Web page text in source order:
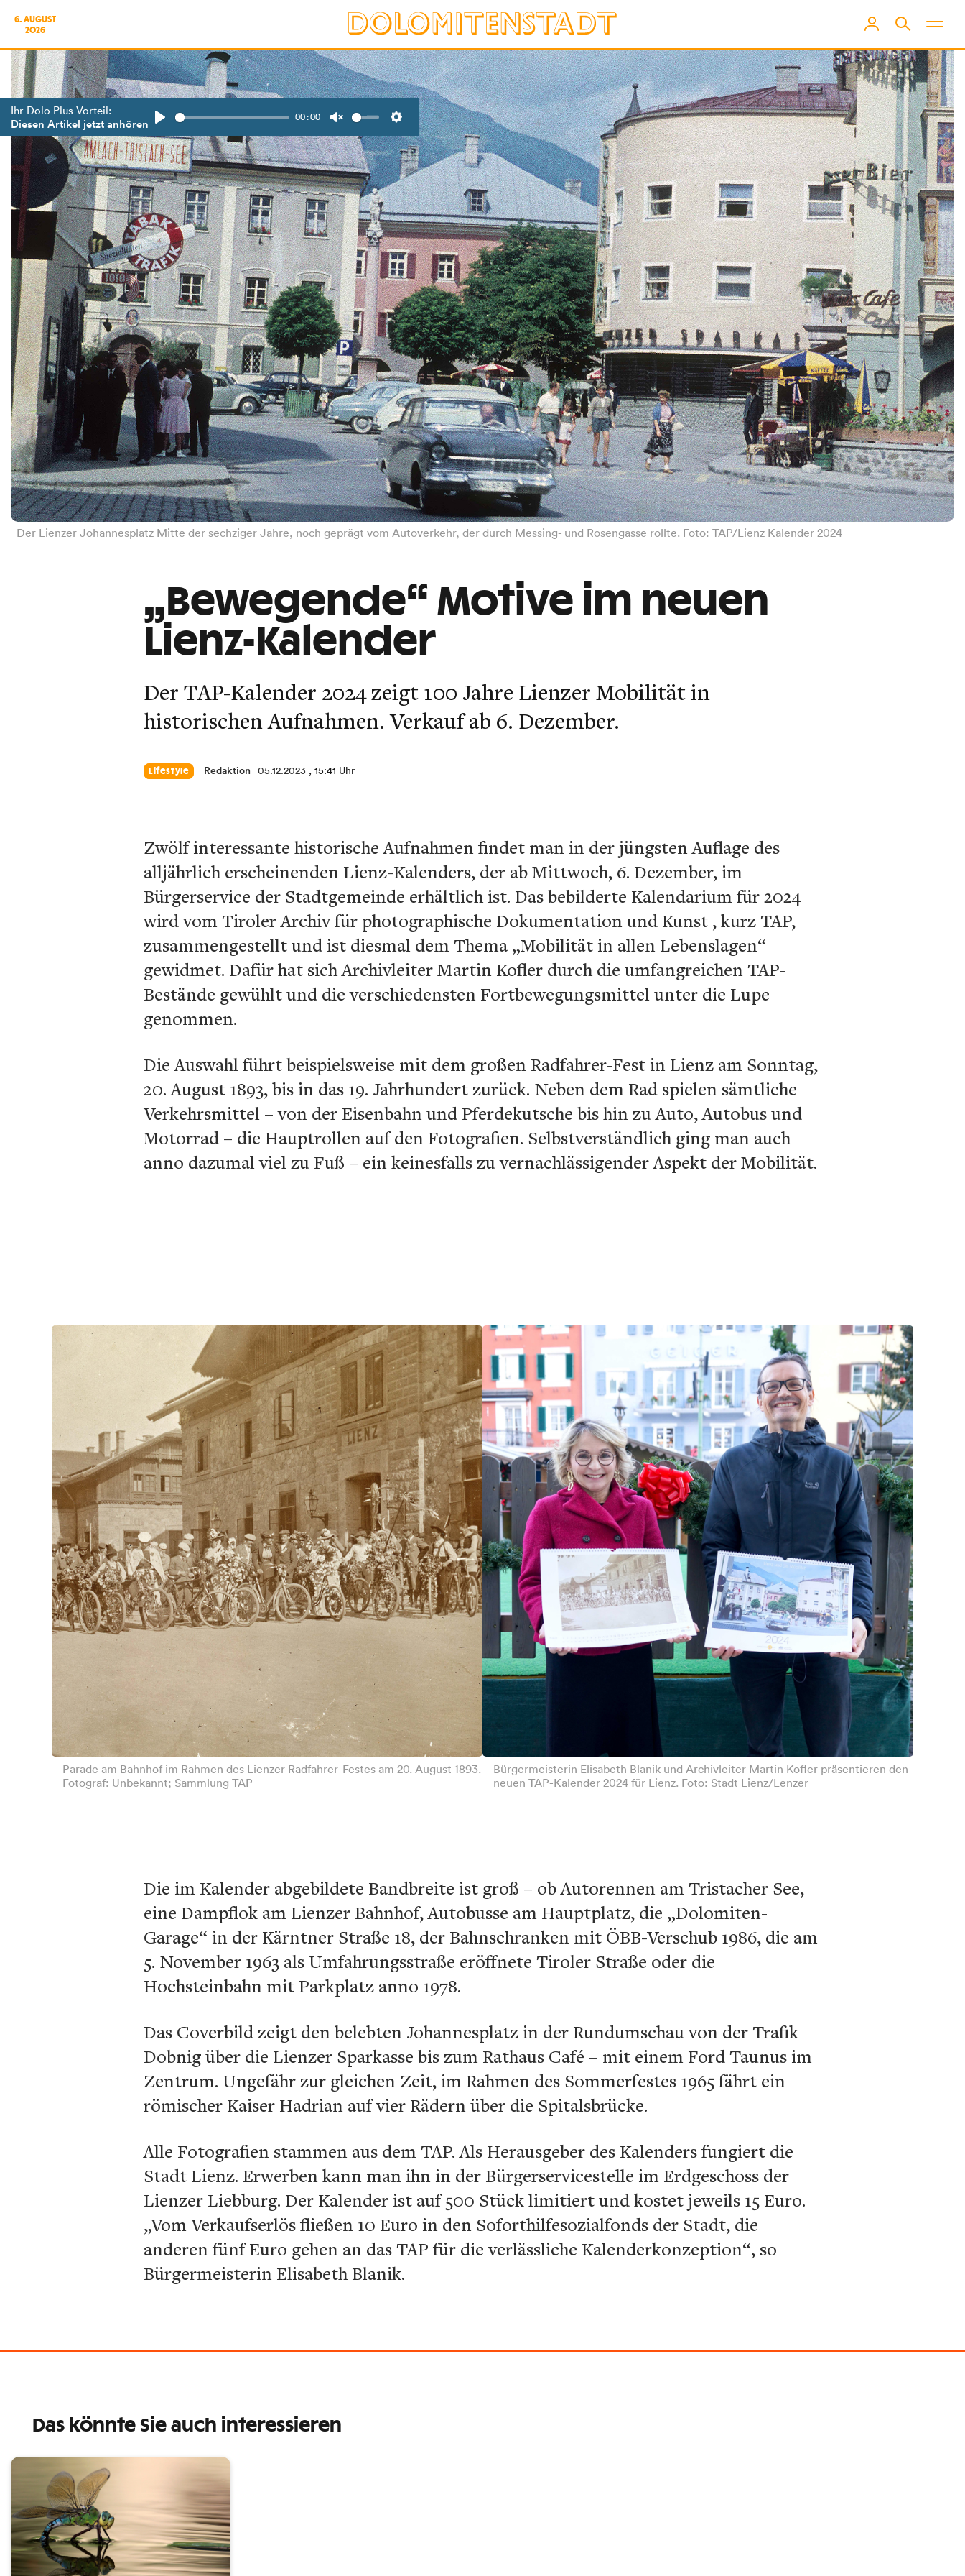
6. AUGUST
2026
Ihr Dolo Plus Vorteil:
Diesen Artikel jetzt anhören 00:00
Settings
Der Lienzer Johannesplatz Mitte der sechziger Jahre, noch geprägt vom Autoverkehr, der durch Messing- und Rosengasse rollte. Foto: TAP/Lienz Kalender 2024
„Bewegende“ Motive im neuen
Lienz-Kalender
Der TAP-Kalender 2024 zeigt 100 Jahre Lienzer Mobilität in
historischen Aufnahmen. Verkauf ab 6. Dezember.
Lifestyle Redaktion 05.12.2023 , 15:41 Uhr
Zwölf interessante historische Aufnahmen findet man in der jüngsten Auflage des
alljährlich erscheinenden Lienz-Kalenders, der ab Mittwoch, 6. Dezember, im
Bürgerservice der Stadtgemeinde erhältlich ist. Das bebilderte Kalendarium für 2024
wird vom Tiroler Archiv für photographische Dokumentation und Kunst , kurz TAP,
zusammengestellt und ist diesmal dem Thema „Mobilität in allen Lebenslagen“
gewidmet. Dafür hat sich Archivleiter Martin Kofler durch die umfangreichen TAP-
Bestände gewühlt und die verschiedensten Fortbewegungsmittel unter die Lupe
genommen.
Die Auswahl führt beispielsweise mit dem großen Radfahrer-Fest in Lienz am Sonntag,
20. August 1893, bis in das 19. Jahrhundert zurück. Neben dem Rad spielen sämtliche
Verkehrsmittel – von der Eisenbahn und Pferdekutsche bis hin zu Auto, Autobus und
Motorrad – die Hauptrollen auf den Fotografien. Selbstverständlich ging man auch
anno dazumal viel zu Fuß – ein keinesfalls zu vernachlässigender Aspekt der Mobilität.
Parade am Bahnhof im Rahmen des Lienzer Radfahrer-Festes am 20. August 1893.
Fotograf: Unbekannt; Sammlung TAP
Bürgermeisterin Elisabeth Blanik und Archivleiter Martin Kofler präsentieren den
neuen TAP-Kalender 2024 für Lienz. Foto: Stadt Lienz/Lenzer
Die im Kalender abgebildete Bandbreite ist groß – ob Autorennen am Tristacher See,
eine Dampflok am Lienzer Bahnhof, Autobusse am Hauptplatz, die „Dolomiten-
Garage“ in der Kärntner Straße 18, der Bahnschranken mit ÖBB-Verschub 1986, die am
5. November 1963 als Umfahrungsstraße eröffnete Tiroler Straße oder die
Hochsteinbahn mit Parkplatz anno 1978.
Das Coverbild zeigt den belebten Johannesplatz in der Rundumschau von der Trafik
Dobnig über die Lienzer Sparkasse bis zum Rathaus Café – mit einem Ford Taunus im
Zentrum. Ungefähr zur gleichen Zeit, im Rahmen des Sommerfestes 1965 fährt ein
römischer Kaiser Hadrian auf vier Rädern über die Spitalsbrücke.
Alle Fotografien stammen aus dem TAP. Als Herausgeber des Kalenders fungiert die
Stadt Lienz. Erwerben kann man ihn in der Bürgerservicestelle im Erdgeschoss der
Lienzer Liebburg. Der Kalender ist auf 500 Stück limitiert und kostet jeweils 15 Euro.
„Vom Verkaufserlös fließen 10 Euro in den Soforthilfesozialfonds der Stadt, die
anderen fünf Euro gehen an das TAP für die verlässliche Kalenderkonzeption“, so
Bürgermeisterin Elisabeth Blanik.
Das könnte Sie auch interessieren